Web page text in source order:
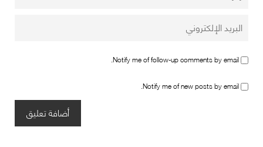
Notify me of follow-up comments by email.
Notify me of new posts by email.